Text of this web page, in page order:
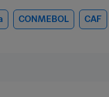
CAF
CONMEBOL